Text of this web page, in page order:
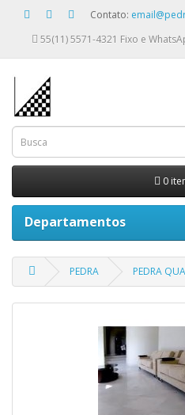
Contato:
55(11) 5571-4321 Fixo e
0
Departamentos
PEDRA PEDRA